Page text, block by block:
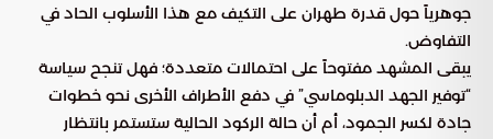
جوهرياً حول قدرة طهران على التكيف مع هذا الأسلوب الحاد في
التفاوض.
يبقى المشهد مفتوحاً على احتمالات متعددة؛ فهل تنجح سياسة
“توفير الجهد الدبلوماسي” في دفع الأطراف الأخرى نحو خطوات
جادة لكسر الجمود، أم أن حالة الركود الحالية ستستمر بانتظار